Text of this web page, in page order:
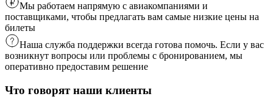
Мы работаем напрямую с авиакомпаниями и
поставщиками, чтобы предлагать вам самые низкие цены на
билеты
Наша служба поддержки всегда готова помочь. Если у вас
возникнут вопросы или проблемы с бронированием, мы
оперативно предоставим решение
Что говорят наши клиенты